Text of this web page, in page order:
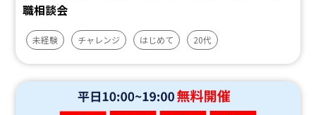
職相談会
未経験 チャレンジ はじめて 20代